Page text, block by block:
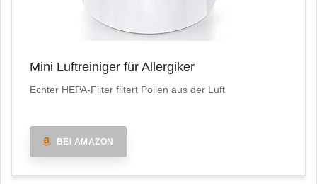
Mini Luftreiniger für Allergiker
Echter HEPA-Filter filtert Pollen aus der Luft
BEI AMAZON